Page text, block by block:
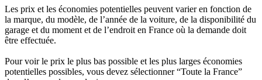
Les prix et les économies potentielles peuvent varier en fonction de
la marque, du modèle, de l’année de la voiture, de la disponibilité du
garage et du moment et de l’endroit en France où la demande doit
être effectuée.
Pour voir le prix le plus bas possible et les plus larges économies
potentielles possibles, vous devez sélectionner “Toute la France”